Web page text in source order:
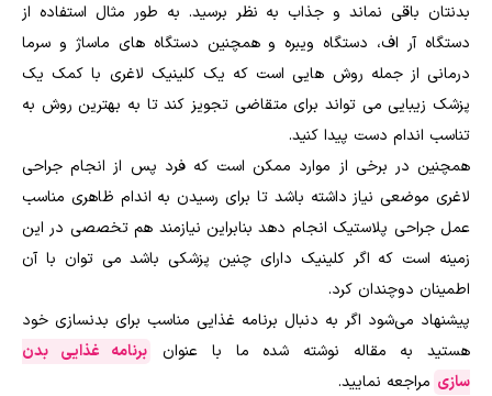
بدنتان باقی نماند و جذاب به نظر برسید. به طور مثال استفاده از
دستگاه آر اف، دستگاه ویبره و همچنین دستگاه های ماساژ و سرما
درمانی از جمله روش هایی است که یک کلینیک لاغری با کمک یک
پزشک زیبایی می تواند برای متقاضی تجویز کند تا به بهترین روش به
تناسب اندام دست پیدا کنید.
همچنین در برخی از موارد ممکن است که فرد پس از انجام جراحی
لاغری موضعی نیاز داشته باشد تا برای رسیدن به اندام ظاهری مناسب
عمل جراحی پلاستیک انجام دهد بنابراین نیازمند هم تخصصی در این
زمینه است که اگر کلینیک دارای چنین پزشکی باشد می توان با آن
اطمینان دوچندان کرد.
پیشنهاد می‌شود اگر به دنبال برنامه غذایی مناسب برای بدنسازی خود
هستید به مقاله نوشته شده ما با عنوان
برنامه غذایی بدن
سازی مراجعه نمایید.